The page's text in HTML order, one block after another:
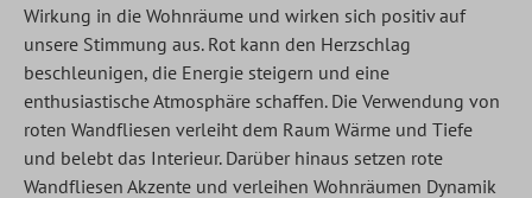
Wirkung in die Wohnräume und wirken sich positiv auf
unsere Stimmung aus. Rot kann den Herzschlag
beschleunigen, die Energie steigern und eine
enthusiastische Atmosphäre schaffen. Die Verwendung von
roten Wandfliesen verleiht dem Raum Wärme und Tiefe
und belebt das Interieur. Darüber hinaus setzen rote
Wandfliesen Akzente und verleihen Wohnräumen Dynamik